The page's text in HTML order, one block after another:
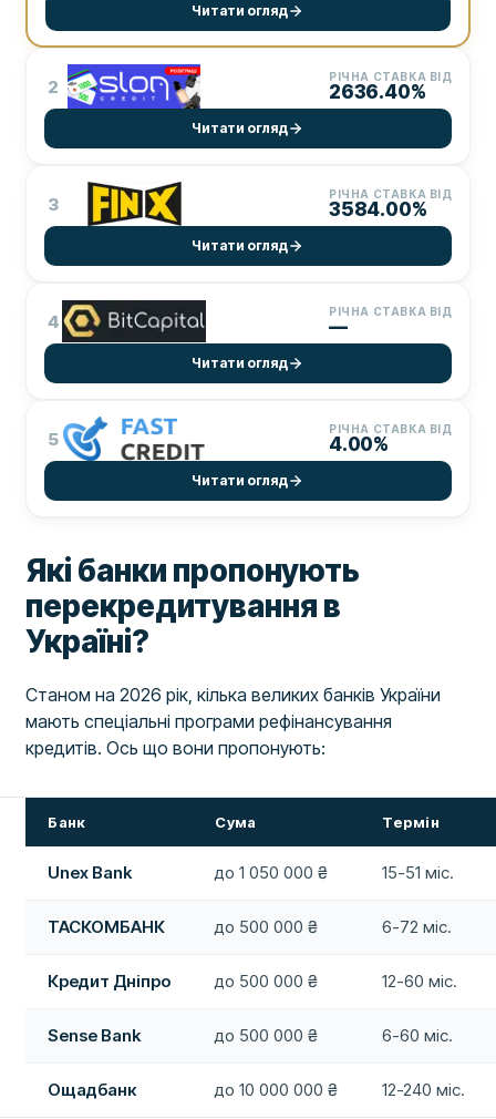
Читати огляд
2 РІЧНА СТАВКА ВІД
2636.40%
Читати огляд
3 РІЧНА СТАВКА ВІД
3584.00%
Читати огляд
4 РІЧНА СТАВКА ВІД
—
Читати огляд
5 РІЧНА СТАВКА ВІД
4.00%
Читати огляд
Які банки пропонують
перекредитування в
Україні?
Станом на 2026 рік, кілька великих банків України
мають спеціальні програми рефінансування
кредитів. Ось що вони пропонують:
Банк Сума Термін
Unex Bank до 1 050 000 ₴ 15-51 міс.
ТАСКОМБАНК до 500 000 ₴ 6-72 міс.
Кредит Дніпро до 500 000 ₴ 12-60 міс.
Sense Bank до 500 000 ₴ 6-60 міс.
Ощадбанк до 10 000 000 ₴ 12-240 міс.